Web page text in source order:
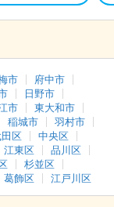
市
府中市
日野市
市
東大和市
稲城市
羽村市
区
中央区
江東区
品川区
杉並区
葛飾区 江戸川区